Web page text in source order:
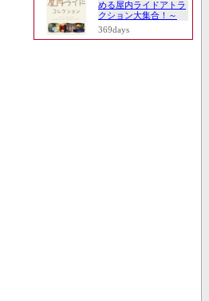
める屋内ライドアトラ
クション大集合！～
369days